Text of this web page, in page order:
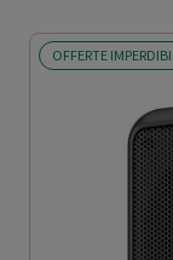
OFFERTE